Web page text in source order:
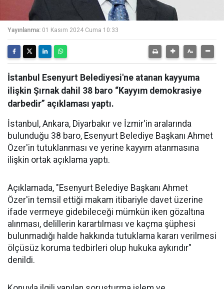
Yayınlanma: 01 Kasım 2024 Cuma 10:33
İstanbul Esenyurt Belediyesi'ne atanan kayyuma
ilişkin Şırnak dahil 38 baro “Kayyım demokrasiye
darbedir” açıklaması yaptı.
İstanbul, Ankara, Diyarbakır ve İzmir'in aralarında
bulunduğu 38 baro, Esenyurt Belediye Başkanı Ahmet
Özer'in tutuklanması ve yerine kayyım atanmasına
ilişkin ortak açıklama yaptı.
Açıklamada, "Esenyurt Belediye Başkanı Ahmet
Özer'in temsil ettiği makam itibariyle davet üzerine
ifade vermeye gidebileceği mümkün iken gözaltına
alınması, delillerin karartılması ve kaçma şüphesi
bulunmadığı halde hakkında tutuklama kararı verilmesi
ölçüsüz koruma tedbirleri olup hukuka aykırıdır"
denildi.